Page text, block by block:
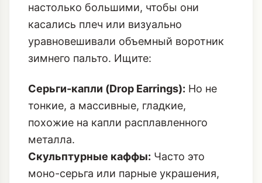
настолько большими, чтобы они
касались плеч или визуально
уравновешивали объемный воротник
зимнего пальто. Ищите:
Серьги-капли (Drop Earrings): Но не
тонкие, а массивные, гладкие,
похожие на капли расплавленного
металла.
Скульптурные каффы: Часто это
моно-серьга или парные украшения,